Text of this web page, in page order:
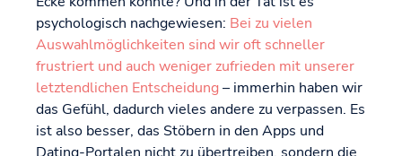
psychologisch nachgewiesen: Bei zu vielen
Auswahlmöglichkeiten sind wir oft schneller
frustriert und auch weniger zufrieden mit unserer
letztendlichen Entscheidung– immerhin haben wir
das Gefühl, dadurch vieles andere zu verpassen. Es
ist also besser, das Stöbern in den Apps und